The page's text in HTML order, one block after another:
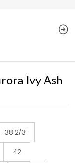
Ivy Ash
38 2/3
42